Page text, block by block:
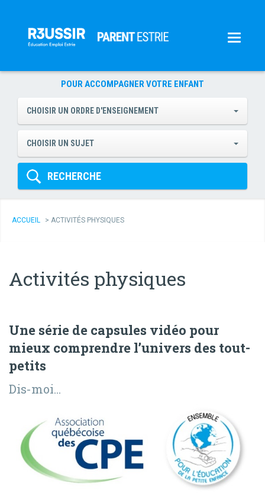
POUR ACCOMPAGNER VOTRE ENFANT
CHOISIR UN ORDRE D'ENSEIGNEMENT
CHOISIR UN SUJET
RECHERCHE
ACCUEIL > ACTIVITÉS PHYSIQUES
Activités physiques
Une série de capsules vidéo pour
mieux comprendre l’univers des tout-
petits
Dis-moi...